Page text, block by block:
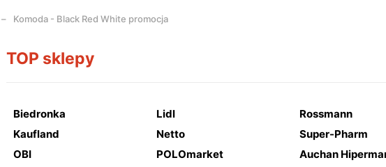
Komoda - Black Red White promocja
TOP sklepy
Biedronka Lidl Rossmann
Kaufland
Netto Super-Pharm
OBI
POLOmarket Auchan